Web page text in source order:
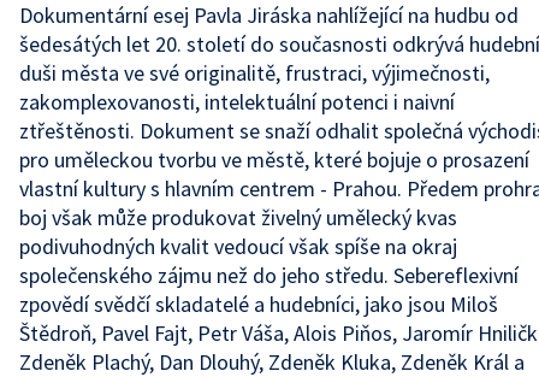
Dokumentární esej Pavla Jiráska nahlížející na hudbu od
šedesátých let 20. století do současnosti odkrývá hudební
duši města ve své originalitě, frustraci, výjimečnosti,
zakomplexovanosti, intelektuální potenci i naivní
ztřeštěnosti. Dokument se snaží odhalit společná
pro uměleckou tvorbu ve městě, které bojuje o prosazení
vlastní kultury s hlavním centrem - Prahou. Předem
boj však může produkovat živelný umělecký kvas
podivuhodných kvalit vedoucí však spíše na okraj
společenského zájmu než do jeho středu. Sebereflexivní
zpovědí svědčí skladatelé a hudebníci, jako jsou Miloš
Štědroň, Pavel Fajt, Petr Váša, Alois Piňos, Jaromír
Zdeněk Plachý, Dan Dlouhý, Zdeněk Kluka, Zdeněk Král a